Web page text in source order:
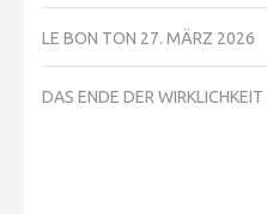
LE BON TON 27. MÄRZ 2026
DAS ENDE DER WIRKLICHKEIT